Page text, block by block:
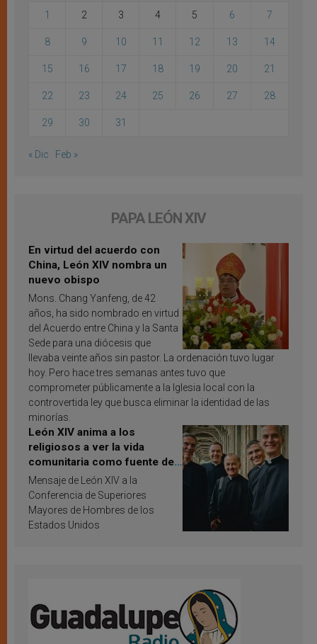
1 2 3 4 5 6 7
8 9 10 11 12 13 14
15 16 17 18 19 20 21
22 23 24 25 26 27 28
29 30 31
« Dic Feb »
PAPA LEÓN XIV
En virtud del acuerdo con
China, León XIV nombra un
nuevo obispo
Mons. Chang Yanfeng, de 42
años, ha sido nombrado en virtud
del Acuerdo entre China y la Santa
Sede para una diócesis que
llevaba veinte años sin pastor. La ordenación tuvo lugar
hoy. Pero hace tres semanas antes tuvo que
comprometer públicamente a la Iglesia local con la
controvertida ley que busca eliminar la identidad de las
minorías.
León XIV anima a los
religiosos a ver la vida
comunitaria como fuente de
inspiración y santificación
Mensaje de León XIV a la
Conferencia de Superiores
Mayores de Hombres de los
Estados Unidos